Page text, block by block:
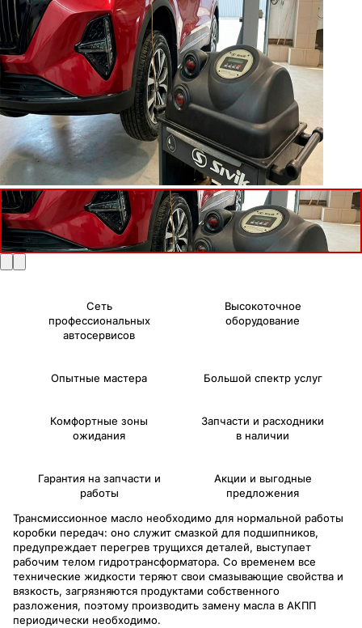
Сеть
профессиональных
автосервисов
Высокоточное
оборудование
Опытные мастера Большой спектр услуг
Комфортные зоны
ожидания
Запчасти и расходники
в наличии
Гарантия на запчасти и
работы
Акции и выгодные
предложения
Трансмиссионное масло необходимо для нормальной работы
коробки передач: оно служит смазкой для подшипников,
предупреждает перегрев трущихся деталей, выступает
рабочим телом гидротрансформатора. Со временем все
технические жидкости теряют свои смазывающие свойства и
вязкость, загрязняются продуктами собственного
разложения, поэтому производить замену масла в АКПП
периодически необходимо.